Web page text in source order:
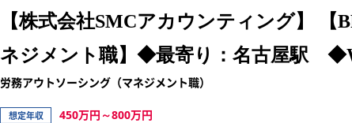
【株式会社SMCアカウンティング】
ネジメント職】◆最寄り：名古屋駅
労務アウトソーシング（マネジメント職）
想定年収 450万円～800万円